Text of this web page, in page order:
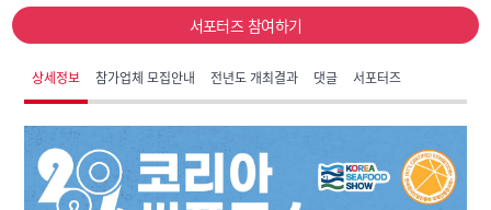
서포터즈 참여하기
상세정보 참가업체 모집안내 전년도 개최결과 댓글 서포터즈